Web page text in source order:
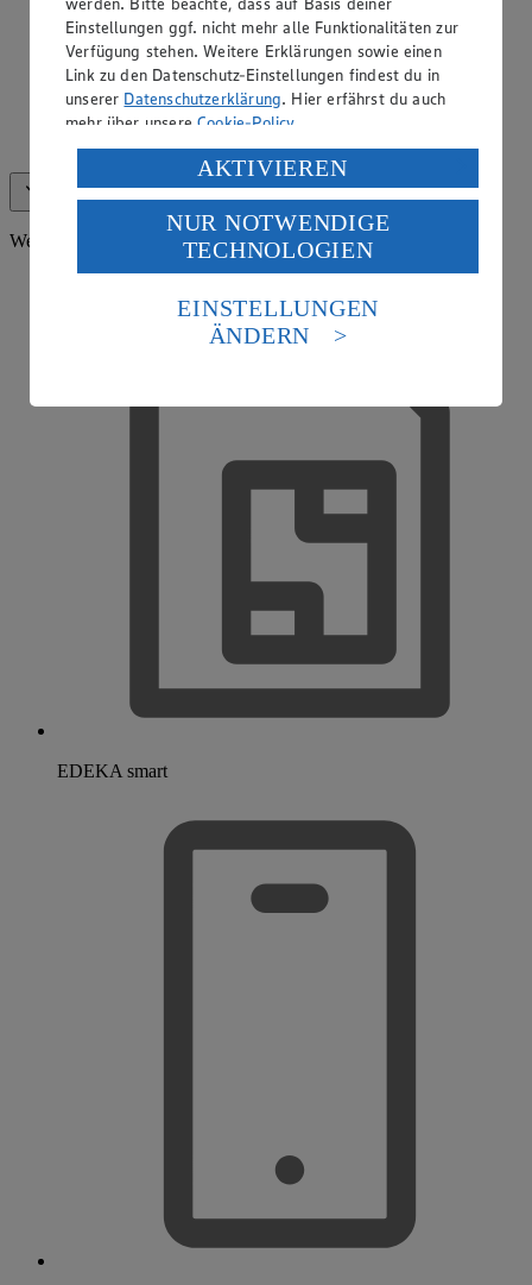
Alle anzeigen (16)Weniger anzeigen
Weitere Services
EDEKA smart
Einstellungen ggf. nicht mehr alle Funktionalitäten zur
Verfügung stehen. Weitere Erklärungen sowie einen
Link zu den Datenschutz-Einstellungen findest du in
unserer Datenschutzerklärung. Hier erfährst du auch
mehr über unsereCookie-Policy.
Verarbeitung deiner personenbezogenen Daten in den
USA durch Facebook und YouTube:
Wenn du auf „Aktivieren“ klickst, willigst du im Sinne
des Art. 49 Abs. 1 Satz 1 lit. a) DSGVO ein, dass deine
Daten in den USA verarbeitet werden. Der EuGH sieht
die USA als Land mit einem nach europäischen
Standards nicht angemessenen Datenschutzniveau an.
Es besteht das Risiko eines Zugriffs durch US-
Informationen zum Herausgeber der Seite findest du
AKTIVIEREN
NUR NOTWENDIGE
TECHNOLOGIEN
EINSTELLUNGEN
ÄNDERN